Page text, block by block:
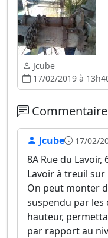
Jcube
17/02/2019 à
Jcube 17/02/
8A Rue du
Lavoir à treuil sur
On peut monter
suspendu par les
hauteur,
par rapport au